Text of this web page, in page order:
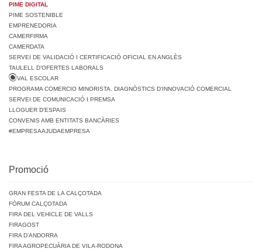
PIME DIGITAL
PIME SOSTENIBLE
EMPRENEDORIA
CAMERFIRMA
CAMERDATA
SERVEI DE VALIDACIÓ I CERTIFICACIÓ OFICIAL EN ANGLÈS
TAULELL D’OFERTES LABORALS
VAL ESCOLAR
PROGRAMA COMERCIO MINORISTA. DIAGNÒSTICS D’INNOVACIÓ COMERCIAL
SERVEI DE COMUNICACIÓ I PREMSA
LLOGUER D’ESPAIS
CONVENIS AMB ENTITATS BANCÀRIES
#EMPRESAAJUDAEMPRESA
Promoció
GRAN FESTA DE LA CALÇOTADA
FÒRUM CALÇOTADA
FIRA DEL VEHICLE DE VALLS
FIRAGOST
FIRA D’ANDORRA
FIRA AGROPECUÀRIA DE VILA-RODONA